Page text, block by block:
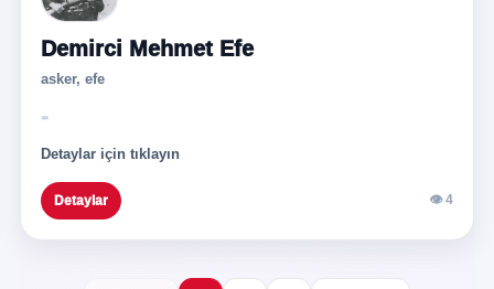
Demirci Mehmet Efe
asker, efe
-
Detaylar için tıklayın
Detaylar 👁 4